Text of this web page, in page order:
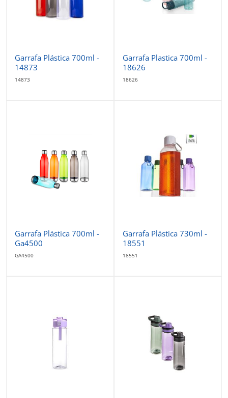
Garrafa Plástica 700ml -
14873
14873
Garrafa Plastica 700ml -
18626
18626
Garrafa Plástica 700ml -
Ga4500
GA4500
Garrafa Plástica 730ml -
18551
18551